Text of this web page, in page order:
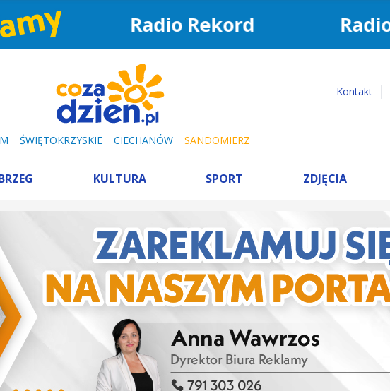
Radio Rekord
Kontakt
ŚWIĘTOKRZYSKIE CIECHANÓW SANDOMIERZ
KULTURA SPORT ZDJĘCIA